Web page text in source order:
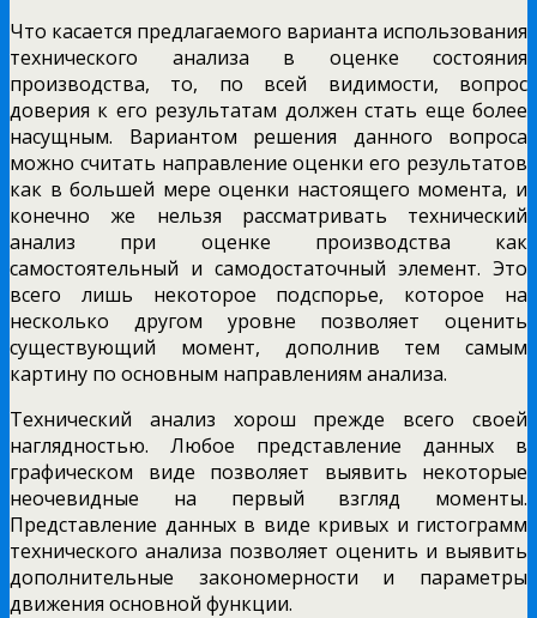
Что касается предлагаемого варианта использования
технического анализа в оценке состояния
производства, то, по всей видимости, вопрос
доверия к его результатам должен стать еще более
насущным. Вариантом решения данного вопроса
можно считать направление оценки его результатов
как в большей мере оценки настоящего момента, и
конечно же нельзя рассматривать технический
анализ при оценке производства как
самостоятельный и самодостаточный элемент. Это
всего лишь некоторое подспорье, которое на
несколько другом уровне позволяет оценить
существующий момент, дополнив тем самым
картину по основным направлениям анализа.
Технический анализ хорош прежде всего своей
наглядностью. Любое представление данных в
графическом виде позволяет выявить некоторые
неочевидные на первый взгляд моменты.
Представление данных в виде кривых и гистограмм
технического анализа позволяет оценить и выявить
дополнительные закономерности и параметры
движения основной функции.